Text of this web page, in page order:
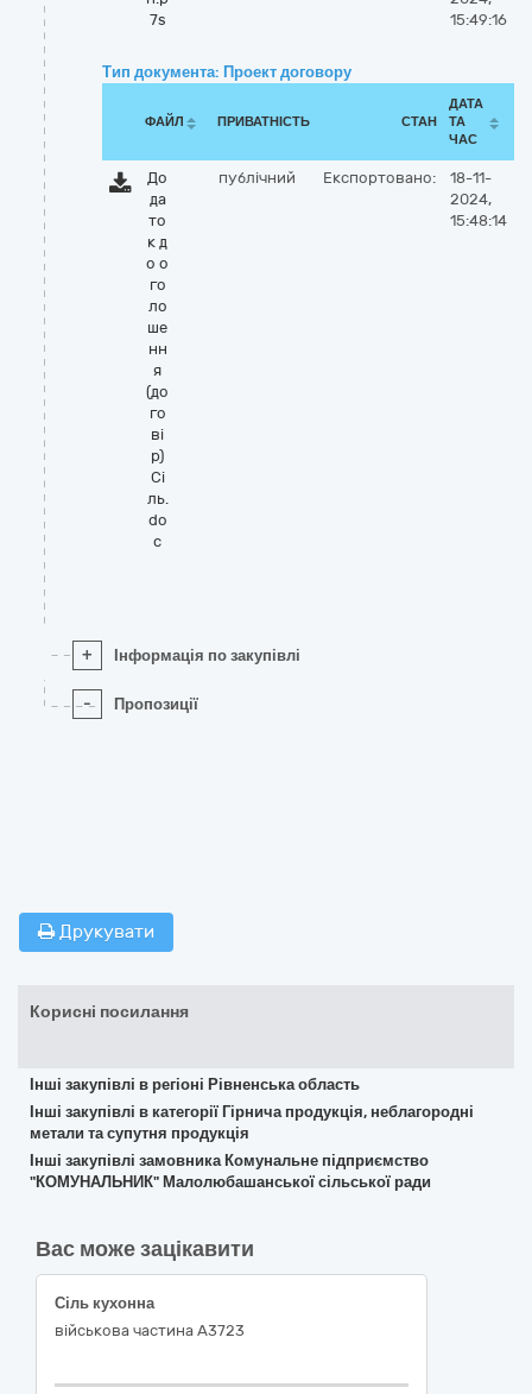
7s
15:49:16
Тип документа: Проект договору
ФАЙЛ ПРИВАТНІСТЬ СТАН
ДАТА
ТА
ЧАС
До
да
то
к д
о о
го
ло
ше
нн
я
(до
го
ві
р)
Сі
ль.
do
c
публічний Експортовано:
18-11-
2024,
15:48:14
+ Інформація по закупівлі
- Пропозиції
Друкувати
Корисні посилання
Інші закупівлі в регіоні Рівненська область
Інші закупівлі в категорії Гірнича продукція, неблагородні
метали та супутня продукція
Інші закупівлі замовника Комунальне підприємство
"КОМУНАЛЬНИК" Малолюбашанської сільської ради
Вас може зацікавити
Сіль кухонна
військова частина А3723